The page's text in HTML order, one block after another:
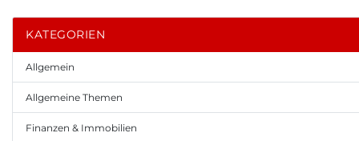
KATEGORIEN
Allgemein
Allgemeine Themen
Finanzen & Immobilien